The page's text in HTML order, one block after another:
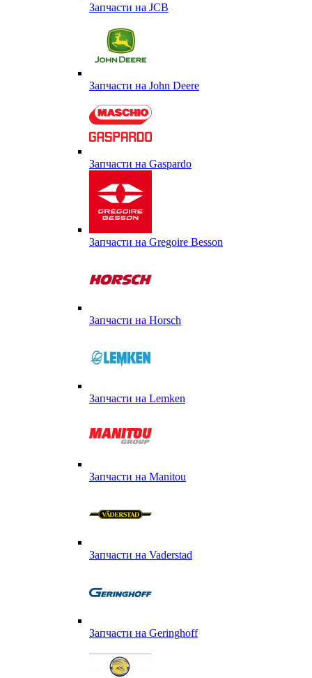
Запчасти на JCB
Запчасти на John Deere
Запчасти на Gaspardo
Запчасти на Gregoire Besson
Запчасти на Horsch
Запчасти на Lemken
Запчасти на Manitou
Запчасти на Vaderstad
Запчасти на Geringhoff